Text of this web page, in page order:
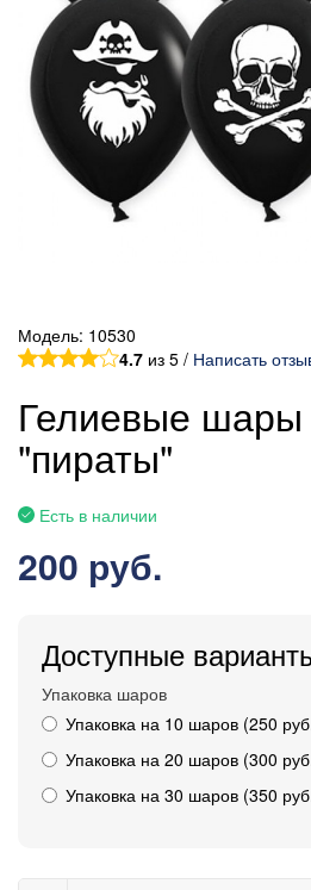
Модель: 10530
4.7 из 5 / Написать
Гелиевые шары
"пираты"
Есть в наличии
200 руб.
Доступные
Упаковка шаров
Упаковка на 10 шаров (250
Упаковка на 20 шаров (300
Упаковка на 30 шаров (350